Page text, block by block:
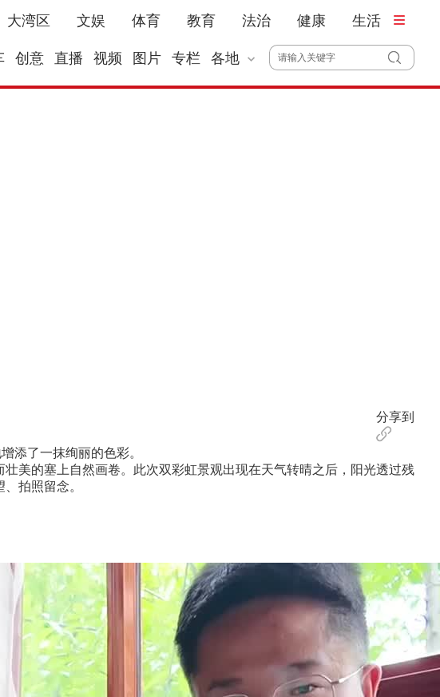
大湾区 文娱 体育 教育 法治 健康 生活
创意 直播 视频 图片 专栏 各地
分享到
添了一抹绚丽的色彩。
的塞上自然画卷。此次双彩虹景观出现在天气转晴之后，阳光透过残
拍照留念。